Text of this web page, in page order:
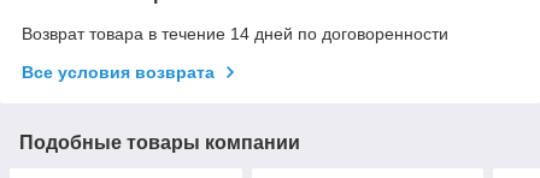
Возврат товара в течение 14 дней по договоренности
Все условия возврата
Подобные товары компании